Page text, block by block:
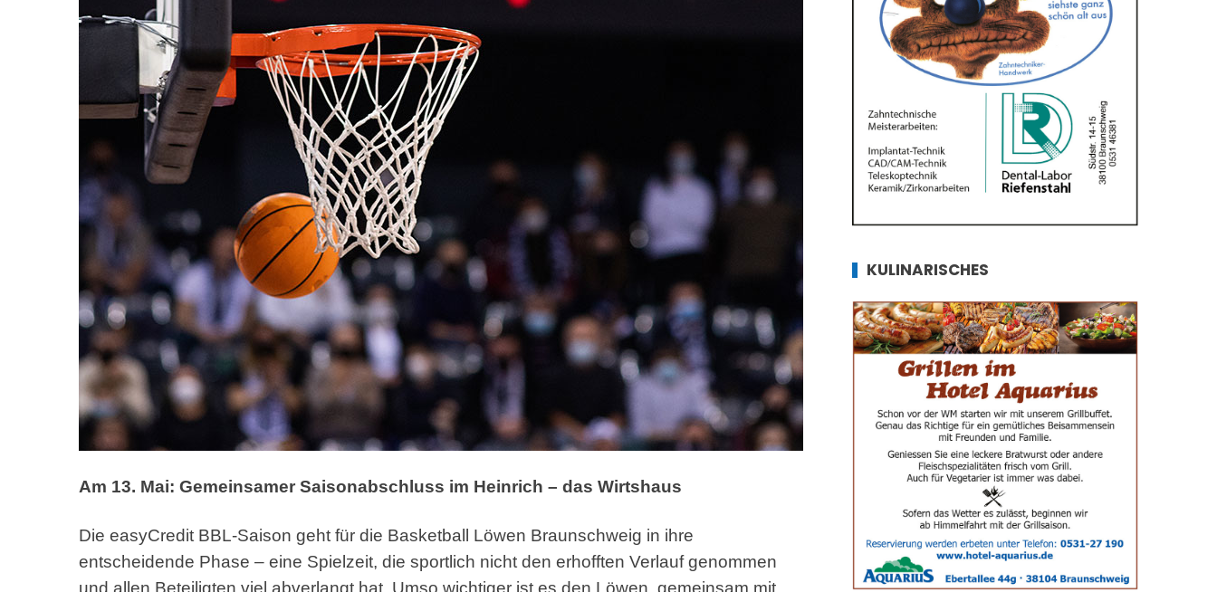
Am 13. Mai: Gemeinsamer Saisonabschluss im Heinrich – das Wirtshaus
Die easyCredit BBL-Saison geht für die Basketball Löwen Braunschweig in ihre
entscheidende Phase – eine Spielzeit, die sportlich nicht den erhofften Verlauf genommen
und allen Beteiligten viel abverlangt hat. Umso wichtiger ist es den Löwen, gemeinsam mit
KULINARISCHES